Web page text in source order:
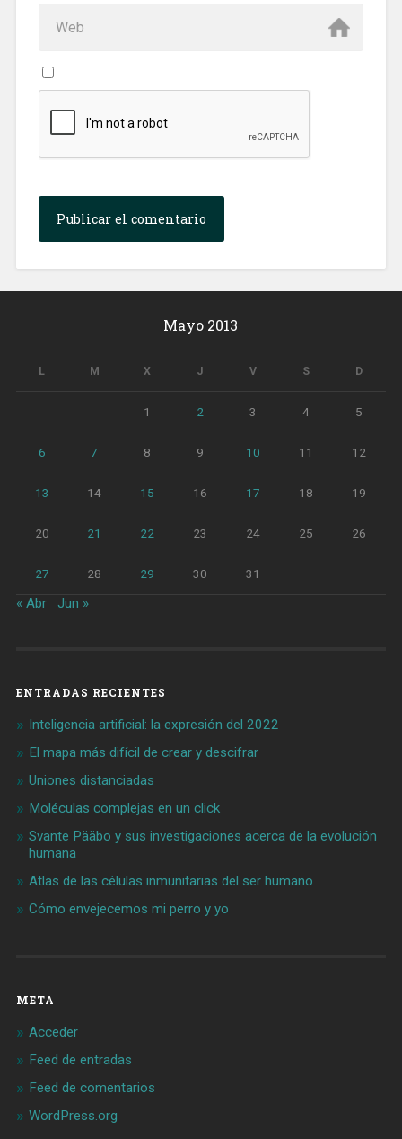
Mayo 2013
L M X J V S D
1 2 3 4 5
6 7 8 9 10 11 12
13 14 15 16 17 18 19
20 21 22 23 24 25 26
27 28 29 30 31
« Abr Jun »
ENTRADAS RECIENTES
Inteligencia artificial: la expresión del 2022
El mapa más difícil de crear y descifrar
Uniones distanciadas
Moléculas complejas en un click
Svante Pääbo y sus investigaciones acerca de la evolución
humana
Atlas de las células inmunitarias del ser humano
Cómo envejecemos mi perro y yo
META
Acceder
Feed de entradas
Feed de comentarios
WordPress.org